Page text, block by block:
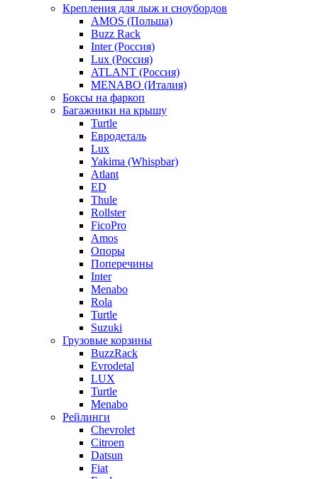
Крепления для лыж и сноубордов
AMOS (Польша)
Buzz Rack
Inter (Россия)
Lux (Россия)
ATLANT (Россия)
MENABO (Италия)
Боксы на фаркоп
Багажники на крышу
Turtle
Евродеталь
Lux
Yakima (Whispbar)
Atlant
ED
Thule
Rollster
FicoPro
Amos
Опоры
Поперечины
Inter
Menabo
Rola
Turtle
Suzuki
Грузовые корзины
BuzzRack
Evrodetal
LUX
Turtle
Menabo
Рейлинги
Chevrolet
Citroen
Datsun
Fiat